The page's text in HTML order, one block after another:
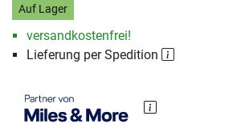
Auf Lager
versandkostenfrei!
Lieferung per Spedition